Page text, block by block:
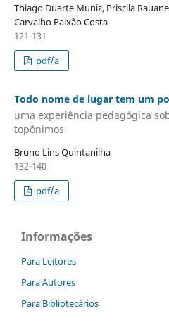
Thiago Duarte Muniz, Priscila
Carvalho Paixão Costa
121-131
pdf/a
Todo nome de lugar tem um
uma experiência pedagógica
topônimos
Bruno Lins Quintanilha
132-140
pdf/a
Informações
Para Leitores
Para Autores
Para Bibliotecários